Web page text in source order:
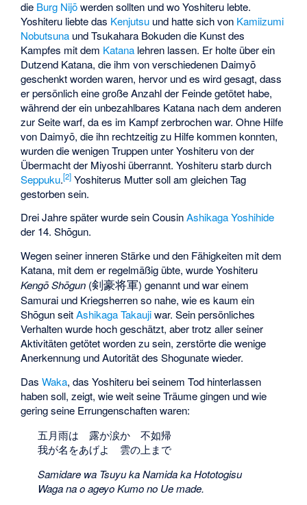
die Burg Nijōwerden sollten und wo Yoshiteru lebte.
Yoshiteru liebte das Kenjutsu und hatte sich von Kamiizumi
Nobutsuna undTsukahara Bokudendie Kunst des
Kampfes mit dem Katana lehren lassen. Er holte über ein
Dutzend Katana, die ihm von verschiedenen Daimyō
geschenkt worden waren, hervor und es wird gesagt, dass
er persönlich eine große Anzahl der Feinde getötet habe,
während der ein unbezahlbares Katana nach dem anderen
zur Seite warf, da es im Kampf zerbrochen war. Ohne Hilfe
von Daimyō, die ihn rechtzeitig zu Hilfe kommen konnten,
wurden die wenigen Truppen unter Yoshiteru von der
Übermacht der Miyoshi überrannt. Yoshiteru starb durch
Seppuku.[2] Yoshiterus Mutter soll am gleichen Tag
gestorben sein.
Drei Jahre später wurde sein CousinAshikaga Yoshihide
der 14. Shōgun.
Wegen seiner inneren Stärke und den Fähigkeiten mit dem
Katana, mit dem er regelmäßig übte, wurde Yoshiteru
Kengō Shōgun (剣豪将軍) genannt und war einem
Samurai und Kriegsherren so nahe, wie es kaum ein
Shōgun seitAshikaga Takaujiwar. Sein persönliches
Verhalten wurde hoch geschätzt, aber trotz aller seiner
Aktivitäten getötet worden zu sein, zerstörte die wenige
Anerkennung und Autorität des Shogunate wieder.
DasWaka, das Yoshiteru bei seinem Tod hinterlassen
haben soll, zeigt, wie weit seine Träume gingen und wie
gering seine Errungenschaften waren:
五月雨は 露か涙か 不如帰
我が名をあげよ 雲の上まで
Samidare wa Tsuyu ka Namida ka Hototogisu
Waga na o ageyo Kumo no Ue made.